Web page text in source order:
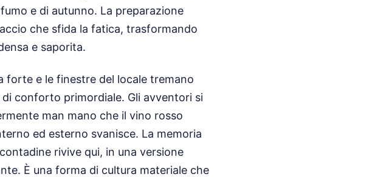
e di autunno. La preparazione
che sfida la fatica, trasformando
e saporita.
forte e le finestre del locale tremano
conforto primordiale. Gli avventori si
man mano che il vino rosso
ed esterno svanisce. La memoria
rivive qui, in una versione
È una forma di cultura materiale che